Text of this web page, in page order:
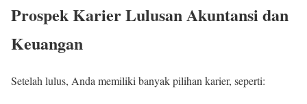
Prospek Karier Lulusan Akuntansi dan
Keuangan
Setelah lulus, Anda memiliki banyak pilihan karier, seperti: